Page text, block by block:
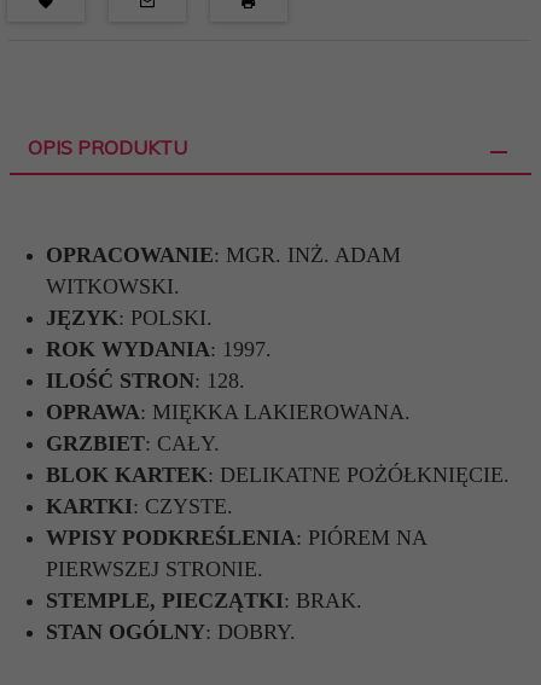
OPIS PRODUKTU
OPRACOWANIE: MGR. INŻ. ADAM
WITKOWSKI.
JĘZYK: POLSKI.
ROK WYDANIA: 1997.
ILOŚĆ STRON: 128.
OPRAWA: MIĘKKA LAKIEROWANA.
GRZBIET: CAŁY.
BLOK KARTEK: DELIKATNE POŻÓŁKNIĘCIE.
KARTKI: CZYSTE.
WPISY PODKREŚLENIA: PIÓREM NA
PIERWSZEJ STRONIE.
STEMPLE, PIECZĄTKI: BRAK.
STAN OGÓLNY: DOBRY.